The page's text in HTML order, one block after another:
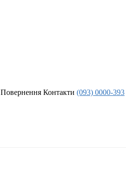
Повернення Контакти (093) 0000-393